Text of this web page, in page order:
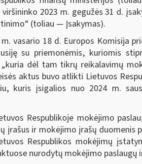
2023 m. gegužės 31 d.
(toliau — Įsakymas).
vasario 18 d. Europos Komisija
su priemonėmis, kuriomis
dėl tam tikrų reikalavimų
aktus buvo atlikti Lietuvos
kuris įsigalios nuo 2024 m.
Respublikoje mokėjimo
ir mokėjimo įrašų duomenis
Respublikos mokėjimų
nurodytų mokėjimo